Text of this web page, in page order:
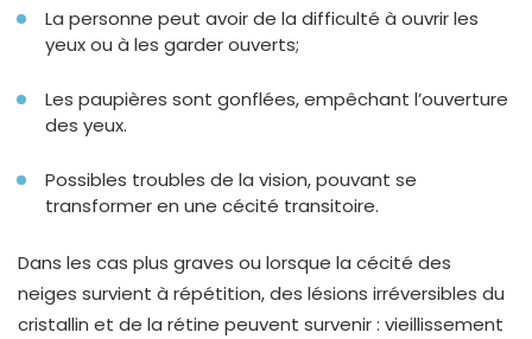
La personne peut avoir de la difficulté à ouvrir les
yeux ou à les garder ouverts;
Les paupières sont gonflées, empêchant l’ouverture
des yeux.
Possibles troubles de la vision, pouvant se
transformer en une cécité transitoire.
Dans les cas plus graves ou lorsque la cécité des
neiges survient à répétition, des lésions irréversibles du
cristallin et de la rétine peuvent survenir : vieillissement